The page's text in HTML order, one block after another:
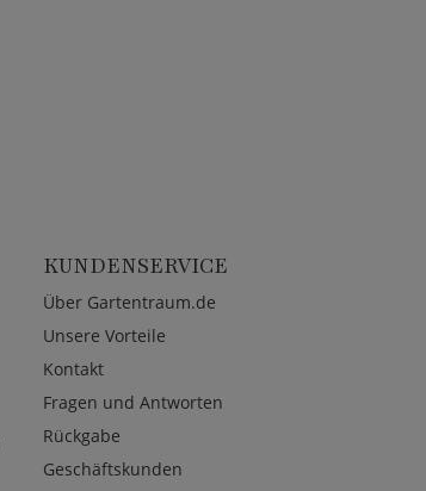
KUNDENSERVICE
Über Gartentraum.de
Unsere Vorteile
Kontakt
Fragen und Antworten
Rückgabe
Geschäftskunden